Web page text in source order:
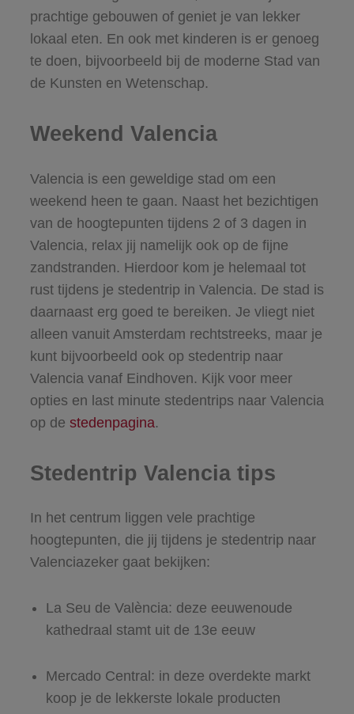
prachtige gebouwen of geniet je van lekker
lokaal eten. En ook met kinderen is er genoeg
te doen, bijvoorbeeld bij de moderne Stad van
de Kunsten en Wetenschap.
Weekend Valencia
Valencia is een geweldige stad om een
weekend heen te gaan. Naast het bezichtigen
van de hoogtepunten tijdens 2 of 3 dagen in
Valencia, relax jij namelijk ook op de fijne
zandstranden. Hierdoor kom je helemaal tot
rust tijdens je stedentrip in Valencia. De stad is
daarnaast erg goed te bereiken. Je vliegt niet
alleen vanuit Amsterdam rechtstreeks, maar je
kunt bijvoorbeeld ook op stedentrip naar
Valencia vanaf Eindhoven. Kijk voor meer
opties en last minute stedentrips naar Valencia
op de stedenpagina.
Stedentrip Valencia tips
In het centrum liggen vele prachtige
hoogtepunten, die jij tijdens je stedentrip naar
Valenciazeker gaat bekijken:
La Seu de València: deze eeuwenoude
kathedraal stamt uit de 13e eeuw
Mercado Central: in deze overdekte markt
koop je de lekkerste lokale producten